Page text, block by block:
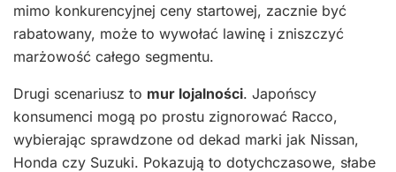
mimo konkurencyjnej ceny startowej, zacznie być
rabatowany, może to wywołać lawinę i zniszczyć
marżowość całego segmentu.
Drugi scenariusz to mur lojalności. Japońscy
konsumenci mogą po prostu zignorować Racco,
wybierając sprawdzone od dekad marki jak Nissan,
Honda czy Suzuki. Pokazują to dotychczasowe, słabe